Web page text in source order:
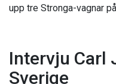
upp tre Stronga-vagnar
Intervju Carl
Sverige